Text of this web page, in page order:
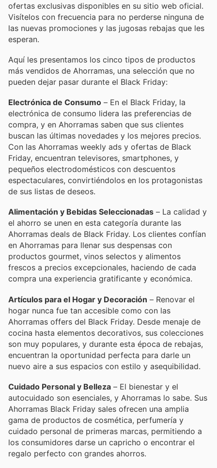
ofertas exclusivas disponibles en su sitio web oficial.
Visítelos con frecuencia para no perderse ninguna de
las nuevas promociones y las jugosas rebajas que les
esperan.
Aquí les presentamos los cinco tipos de productos
más vendidos de Ahorramas, una selección que no
pueden dejar pasar durante el Black Friday:
Electrónica de Consumo – En el Black Friday, la
electrónica de consumo lidera las preferencias de
compra, y en Ahorramas saben que sus clientes
buscan las últimas novedades y los mejores precios.
Con las Ahorramas weekly ads y ofertas de Black
Friday, encuentran televisores, smartphones, y
pequeños electrodomésticos con descuentos
espectaculares, convirtiéndolos en los protagonistas
de sus listas de deseos.
Alimentación y Bebidas Seleccionadas – La calidad y
el ahorro se unen en esta categoría durante las
Ahorramas deals de Black Friday. Los clientes confían
en Ahorramas para llenar sus despensas con
productos gourmet, vinos selectos y alimentos
frescos a precios excepcionales, haciendo de cada
compra una experiencia gratificante y económica.
Artículos para el Hogar y Decoración – Renovar el
hogar nunca fue tan accesible como con las
Ahorramas offers del Black Friday. Desde menaje de
cocina hasta elementos decorativos, sus colecciones
son muy populares, y durante esta época de rebajas,
encuentran la oportunidad perfecta para darle un
nuevo aire a sus espacios con estilo y asequibilidad.
Cuidado Personal y Belleza – El bienestar y el
autocuidado son esenciales, y Ahorramas lo sabe. Sus
Ahorramas Black Friday sales ofrecen una amplia
gama de productos de cosmética, perfumería y
cuidado personal de primeras marcas, permitiendo a
los consumidores darse un capricho o encontrar el
regalo perfecto con grandes ahorros.